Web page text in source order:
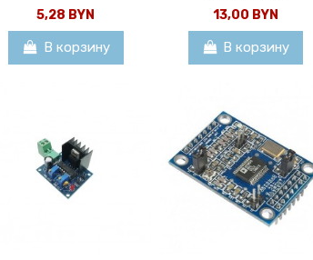
5,28 BYN
В корзину
13,00 BYN
В корзину